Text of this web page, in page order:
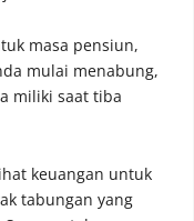
masa pensiun,
mulai menabung,
miliki saat tiba
keuangan untuk
tabungan yang